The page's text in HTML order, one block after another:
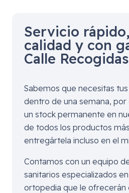
Servicio
calidad y con
Calle
Sabemos que necesitas
dentro de una semana,
un stock permanente en
de todos los productos
entregártela incluso en el
Contamos con un equipo
sanitarios especializados
ortopedia que le ofrecerán